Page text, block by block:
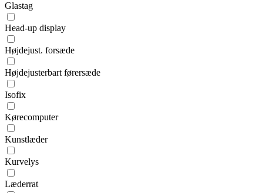
Glastag
Head-up display
Højdejust. forsæde
Højdejusterbart førersæde
Isofix
Kørecomputer
Kunstlæder
Kurvelys
Læderrat